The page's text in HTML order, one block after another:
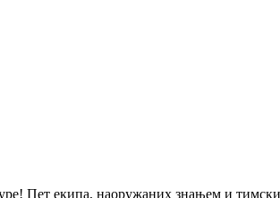
Пет екипа, наоружаних знањем и